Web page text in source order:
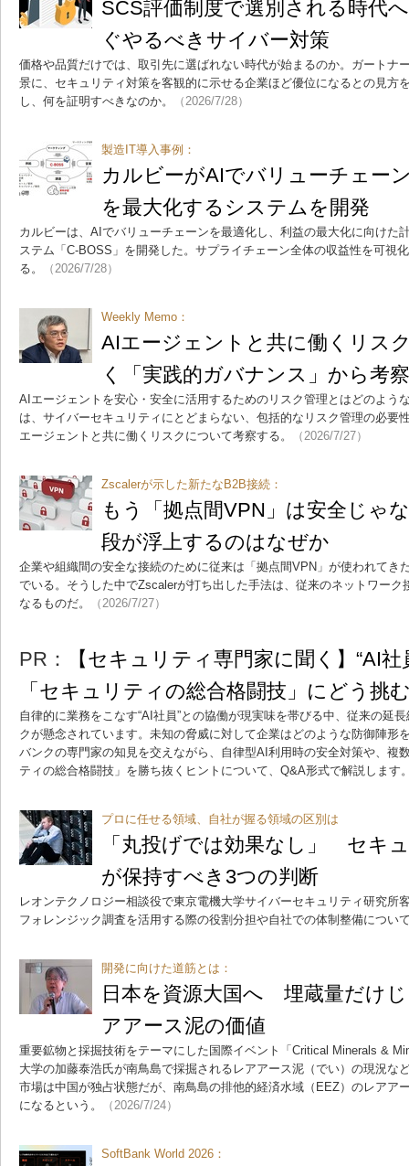
SCS評価制度で選別される時代
ぐやるべきサイバー対策
価格や品質だけでは、取引先に選ばれない時代が始まるのか。ガートナ
景に、セキュリティ対策を客観的に示せる企業ほど優位になるとの見方
し、何を証明すべきなのか。
（2026/7/28）
製造IT導入事例：
カルビーがAIでバリューチェー
を最大化するシステムを開発
カルビーは、AIでバリューチェーンを最適化し、利益の最大化に向けた
ステム「C-BOSS」を開発した。サプライチェーン全体の収益性を可視
る。
（2026/7/28）
Weekly Memo：
AIエージェントと共に働くリス
く「実践的ガバナンス」から考察
AIエージェントを安心・安全に活用するためのリスク管理とはどのよう
は、サイバーセキュリティにとどまらない、包括的なリスク管理の必要
エージェントと共に働くリスクについて考察する。
（2026/7/27）
Zscalerが示した新たなB2B接続：
もう「拠点間VPN」は安全じゃ
段が浮上するのはなぜか
企業や組織間の安全な接続のために従来は「拠点間VPN」が使われてき
でいる。そうした中でZscalerが打ち出した手法は、従来のネットワーク
なるものだ。
（2026/7/27）
PR：
【セキュリティ専門家に聞く】“AI
「セキュリティの総合格闘技」にどう挑
自律的に業務をこなす“AI社員”との協働が現実味を帯びる中、従来の延
クが懸念されています。未知の脅威に対して企業はどのような防御陣形
バンクの専門家の知見を交えながら、自律型AI利用時の安全対策や、複
ティの総合格闘技」を勝ち抜くヒントについて、Q&A形式で解説します
プロに任せる領域、自社が握る領域の区別は
「丸投げでは効果なし」 セキ
が保持すべき3つの判断
レオンテクノロジー相談役で東京電機大学サイバーセキュリティ研究所
フォレンジック調査を活用する際の役割分担や自社での体制整備につい
開発に向けた道筋とは：
日本を資源大国へ 埋蔵量だけ
アアース泥の価値
重要鉱物と採掘技術をテーマにした国際イベント「Critical Minerals &
大学の加藤泰浩氏が南鳥島で採掘されるレアアース泥（でい）の現況な
市場は中国が独占状態だが、南鳥島の排他的経済水域（EEZ）のレアア
になるという。
（2026/7/24）
SoftBank World 2026：